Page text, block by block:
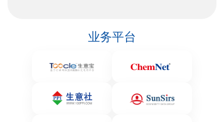
业务平台